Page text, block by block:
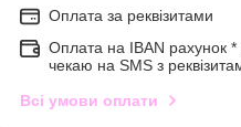
Оплата за реквізитами
Оплата на IBAN рахунок
чекаю на SMS з
Всі умови оплати